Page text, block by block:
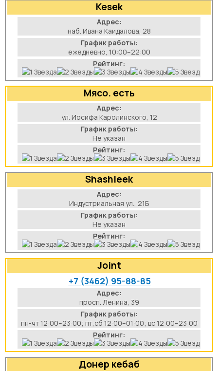
Kesek
Адрес:
наб. Ивана Кайдалова, 28
График работы:
ежедневно, 10:00–22:00
Рейтинг:
Мясо. есть
Адрес:
ул. Иосифа Каролинского, 12
График работы:
Не указан
Рейтинг:
Shashleek
Адрес:
Индустриальная ул., 21Б
График работы:
Не указан
Рейтинг:
Joint
+7 (3462) 95-88-85
Адрес:
просп. Ленина, 39
График работы:
пн-чт 12:00–23:00; пт,сб 12:00–01:00; вс 12:00–23:00
Рейтинг:
Донер кебаб